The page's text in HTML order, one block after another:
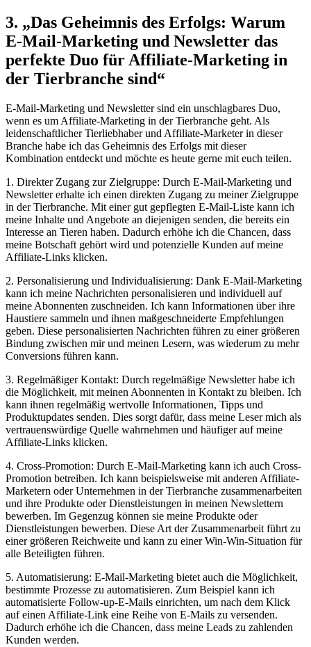
3. „Das Geheimnis des ⁤Erfolgs: Warum
E-Mail-Marketing⁣ und Newsletter das
perfekte Duo ‍für ‌Affiliate-Marketing in
der Tierbranche sind“
E-Mail-Marketing und Newsletter sind ein unschlagbares Duo,
wenn es ‌um Affiliate-Marketing in der ⁣Tierbranche geht.⁢ Als
leidenschaftlicher ⁤Tierliebhaber und Affiliate-Marketer in dieser
Branche ‍habe ⁢ich das Geheimnis⁣ des Erfolgs mit dieser
Kombination entdeckt und möchte⁢ es⁤ heute gerne mit euch teilen.
1. Direkter Zugang zur‌ Zielgruppe: Durch E-Mail-Marketing und
Newsletter erhalte ich ⁤einen direkten Zugang‌ zu meiner Zielgruppe
in der Tierbranche. Mit⁤ einer gut gepflegten E-Mail-Liste ⁤kann ich
meine Inhalte und ​Angebote an diejenigen ‍senden, die bereits ein
Interesse an Tieren haben. Dadurch erhöhe ich ⁣die Chancen,‍ dass
meine Botschaft gehört wird und potenzielle Kunden auf​ meine
Affiliate-Links klicken.
2.‍ Personalisierung und Individualisierung: Dank E-Mail-Marketing
kann ich meine ‌Nachrichten personalisieren und individuell auf
meine Abonnenten zuschneiden. Ich kann Informationen über ihre
Haustiere⁣ sammeln und ihnen ⁣maßgeschneiderte Empfehlungen​
geben. Diese personalisierten Nachrichten führen zu‌ einer größeren
Bindung zwischen ​mir und meinen Lesern, was⁣ wiederum ‍zu mehr
Conversions führen kann.
3. Regelmäßiger Kontakt: Durch regelmäßige Newsletter habe ich
die Möglichkeit, mit ⁢meinen Abonnenten‌ in Kontakt zu bleiben. Ich
kann ihnen ​regelmäßig wertvolle Informationen, Tipps und
Produktupdates senden. Dies sorgt dafür, dass meine Leser⁣ mich als
vertrauenswürdige Quelle wahrnehmen ​und häufiger auf meine
Affiliate-Links klicken.
4. Cross-Promotion: Durch E-Mail-Marketing‌ kann ich auch Cross-
Promotion betreiben. Ich kann beispielsweise⁢ mit anderen‌ Affiliate-
Marketern oder Unternehmen in der Tierbranche zusammenarbeiten ​
und ihre Produkte oder Dienstleistungen in ‌meinen Newslettern
bewerben. Im Gegenzug können sie meine Produkte oder
Dienstleistungen bewerben. Diese Art⁣ der Zusammenarbeit führt zu
einer größeren Reichweite‌ und kann​ zu ⁢einer Win-Win-Situation für
‌alle Beteiligten führen.
5. Automatisierung: E-Mail-Marketing bietet auch die Möglichkeit,
bestimmte Prozesse zu⁢ automatisieren. Zum Beispiel kann ich
automatisierte⁤ Follow-up-E-Mails einrichten, um ‍nach dem Klick
auf einen Affiliate-Link ​eine Reihe von ⁣E-Mails zu versenden.
Dadurch ‌erhöhe ich die Chancen, dass meine Leads zu zahlenden⁣
Kunden werden.